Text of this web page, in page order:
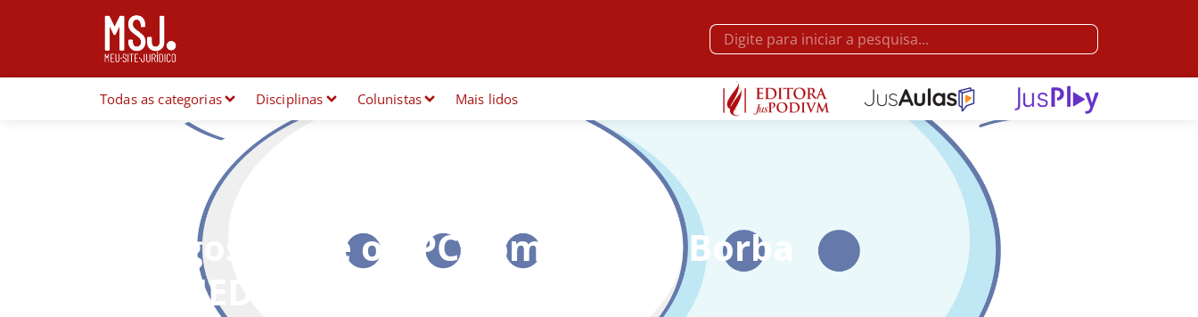
Todas as categorias Disciplinas Colunistas Mais lidos
Diálogos sobre o CPC com Mozart Borba
[PUBLIEDITORIAL]